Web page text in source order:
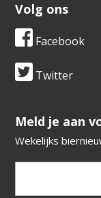
Volg ons
Facebook
Twitter
​​​​​​​Meld je aan
Wekelijks